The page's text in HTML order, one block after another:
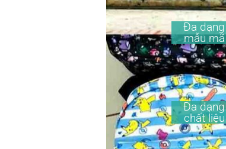
Đa dạng
mẫu mã
Đa dạng
chất liệu